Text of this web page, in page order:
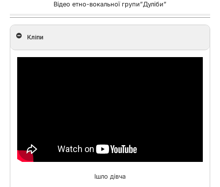
Відео етно-вокальної групи”Дуліби”
Кліпи
Ішло дівча